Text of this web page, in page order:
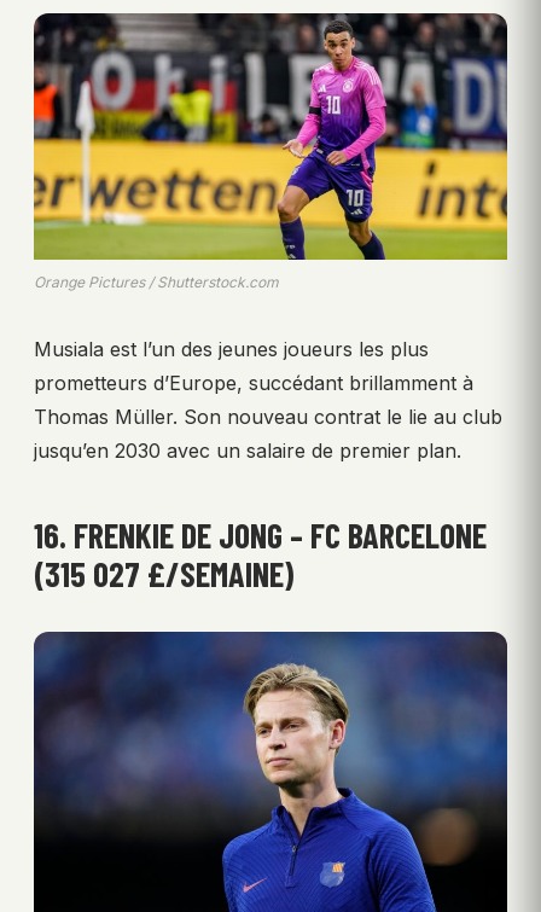
Orange Pictures / Shutterstock.com
Musiala est l’un des jeunes joueurs les plus
prometteurs d’Europe, succédant brillamment à
Thomas Müller. Son nouveau contrat le lie au club
jusqu’en 2030 avec un salaire de premier plan.
16. FRENKIE DE JONG – FC BARCELONE
(315 027 £/SEMAINE)